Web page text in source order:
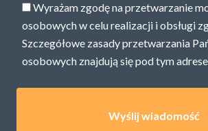
Wyrażam zgodę na przetwarzanie
osobowych w celu realizacji i obsługi
Szczegółowe zasady przetwarzania
osobowych znajdują się podtym